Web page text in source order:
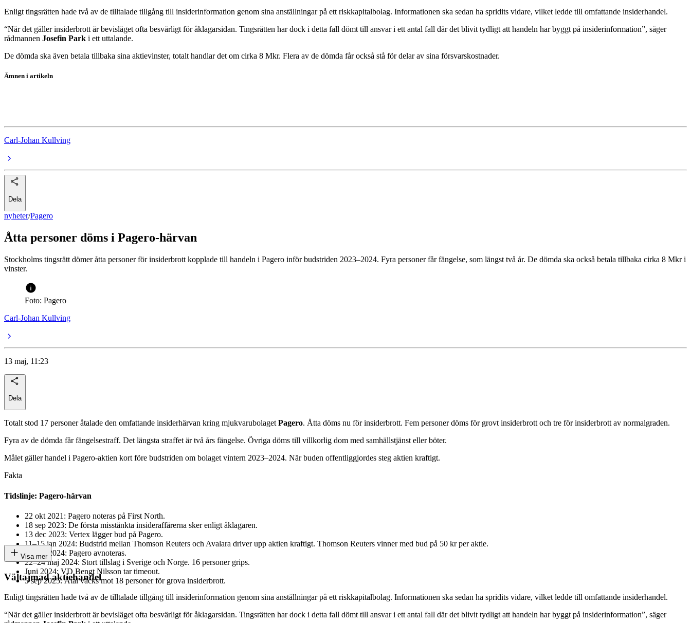
Enligt tingsrätten hade två av de tilltalade tillgång till insiderinformation genom sina anställningar på ett riskkapitalbolag. Informationen ska sedan ha spridits vidare, vilket ledde till omfattande insiderhandel.
“När det gäller insiderbrott är bevisläget ofta besvärligt för åklagarsidan. Tingsrätten har dock i detta fall dömt till ansvar i ett antal fall där det blivit tydligt att handeln har byggt på insiderinformation”, säger
rådmannen Josefin Park i ett uttalande.
De dömda ska även betala tillbaka sina aktievinster, totalt handlar det om cirka 8 Mkr. Flera av de dömda får också stå för delar av sina försvarskostnader.
Ämnen i artikeln
Carl-Johan Kullving
Dela
nyheter/Pagero
Åtta personer döms i Pagero-härvan
Stockholms tingsrätt dömer åtta personer för insiderbrott kopplade till handeln i Pagero inför budstriden 2023–2024. Fyra personer får fängelse, som längst två år. De dömda ska också betala tillbaka cirka 8 Mkr i
vinster.
Foto: Pagero
Carl-Johan Kullving
13 maj, 11:23
Dela
Totalt stod 17 personer åtalade den omfattande insiderhärvan kring mjukvarubolaget Pagero. Åtta döms nu för insiderbrott. Fem personer döms för grovt insiderbrott och tre för insiderbrott av normalgraden.
Fyra av de dömda får fängelsestraff. Det längsta straffet är två års fängelse. Övriga döms till villkorlig dom med samhällstjänst eller böter.
Målet gäller handel i Pagero-aktien kort före budstriden om bolaget vintern 2023–2024. När buden offentliggjordes steg aktien kraftigt.
Fakta
Tidslinje: Pagero-härvan
22 okt 2021: Pagero noteras på First North.
18 sep 2023: De första misstänkta insideraffärerna sker enligt åklagaren.
13 dec 2023: Vertex lägger bud på Pagero.
11–15 jan 2024: Budstrid mellan Thomson Reuters och Avalara driver upp aktien kraftigt. Thomson Reuters vinner med bud på 50 kr per aktie.
8 mars 2024: Pagero avnoteras.
22–24 maj 2024: Stort tillslag i Sverige och Norge. 16 personer grips.
Juni 2024: VD Bengt Nilsson tar timeout.
5 sep 2025: Åtal väcks mot 18 personer för grova insiderbrott.
Visa mer
Vältajmad aktiehandel
Enligt tingsrätten hade två av de tilltalade tillgång till insiderinformation genom sina anställningar på ett riskkapitalbolag. Informationen ska sedan ha spridits vidare, vilket ledde till omfattande insiderhandel.
“När det gäller insiderbrott är bevisläget ofta besvärligt för åklagarsidan. Tingsrätten har dock i detta fall dömt till ansvar i ett antal fall där det blivit tydligt att handeln har byggt på insiderinformation”, säger